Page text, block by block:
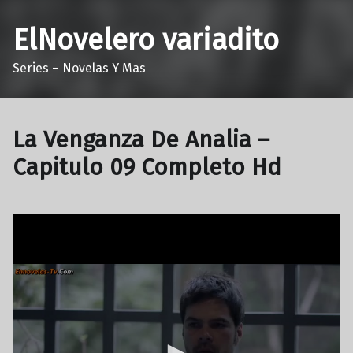
ElNovelero variadito
Series – Novelas Y Mas
La Venganza De Analia –
Capitulo 09 Completo Hd